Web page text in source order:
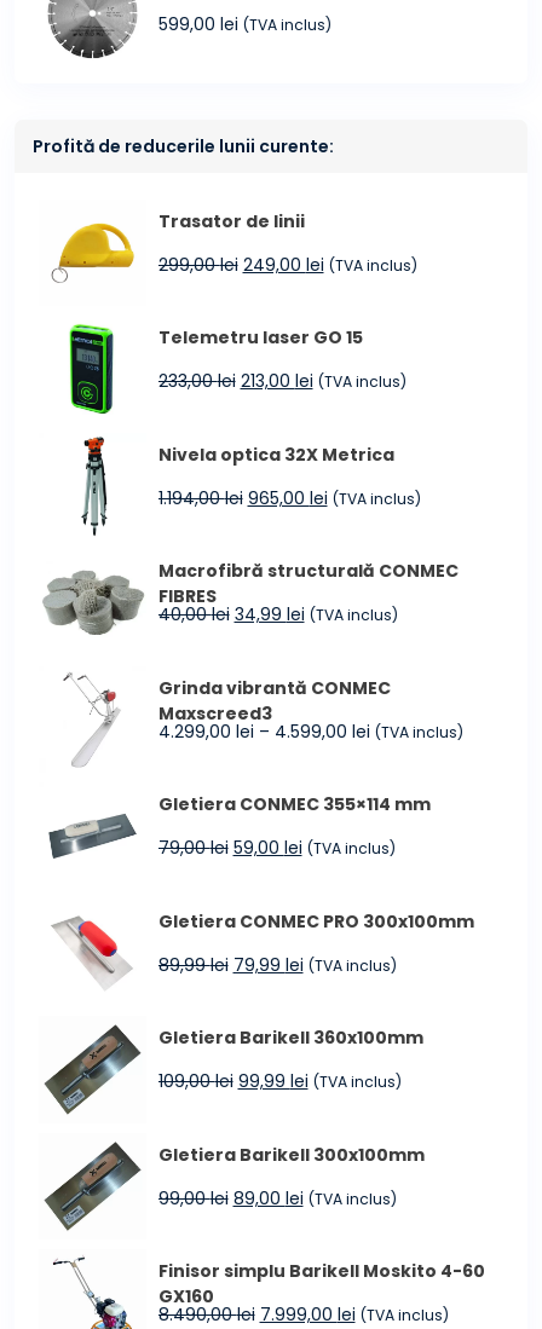
599,00 lei (TVA inclus)
Profită de reducerile lunii curente:
Trasator de linii
299,00lei Prețul
fost:
249,00 leiPrețul
249,00 lei.
(TVA inclus)
Telemetru laser GO 15
233,00lei Prețul
fost:
213,00 leiPrețul
213,00 lei.
(TVA inclus)
Nivela optica 32X Metrica
1.194,00lei Prețul
fost:
965,00 leiPrețul
965,00 lei.
(TVA inclus)
Macrofibră structurală CONMEC
FIBRES
40,00lei Prețul
fost:
40,00 lei.
34,99 leiPrețul
34,99 lei.
(TVA inclus)
Grinda vibrantă CONMEC
Maxscreed3
4.299,00 lei – 4.599,00 leiInterval
4.299,00 lei
la
(TVA inclus)
Gletiera CONMEC 355×114 mm
79,00lei Prețul
fost:
59,00 leiPrețul
59,00 lei.
(TVA inclus)
Gletiera CONMEC PRO 300x100mm
89,99lei Prețul
fost:
79,99 leiPrețul
79,99 lei.
(TVA inclus)
Gletiera Barikell 360x100mm
109,00lei Prețul
fost:
99,99 leiPrețul
99,99 lei.
(TVA inclus)
Gletiera Barikell 300x100mm
99,00lei Prețul
fost:
89,00 leiPrețul
89,00 lei.
(TVA inclus)
Finisor simplu Barikell Moskito 4-60
GX160
8.490,00lei Prețul
7.999,00 leiPrețul
(TVA inclus)